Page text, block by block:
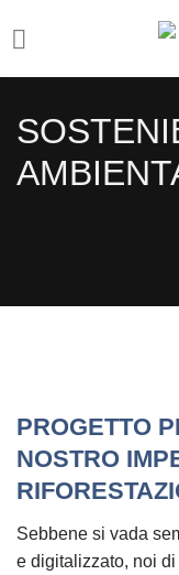
PROGETTO
NOSTRO
Sebbene si vada
e digitalizzato, noi